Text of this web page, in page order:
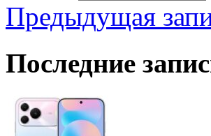
Предыдущая
Последние